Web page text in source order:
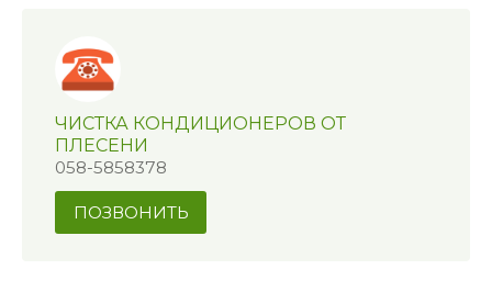
ЧИСТКА КОНДИЦИОНЕРОВ ОТ
ПЛЕСЕНИ
058-5858378
ПОЗВОНИТЬ